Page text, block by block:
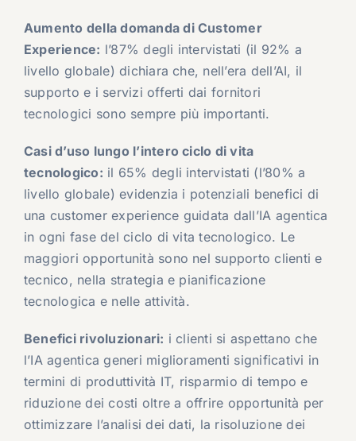
Aumento della domanda di Customer
Experience: l’87% degli intervistati (il 92% a
livello globale) dichiara che, nell’era dell’AI, il
supporto e i servizi offerti dai fornitori
tecnologici sono sempre più importanti.
Casi d’uso lungo l’intero ciclo di vita
tecnologico: il 65% degli intervistati (l’80% a
livello globale) evidenzia i potenziali benefici di
una customer experience guidata dall’IA agentica
in ogni fase del ciclo di vita tecnologico. Le
maggiori opportunità sono nel supporto clienti e
tecnico, nella strategia e pianificazione
tecnologica e nelle attività.
Benefici rivoluzionari: i clienti si aspettano che
l’IA agentica generi miglioramenti significativi in
termini di produttività IT, risparmio di tempo e
riduzione dei costi oltre a offrire opportunità per
ottimizzare l’analisi dei dati, la risoluzione dei